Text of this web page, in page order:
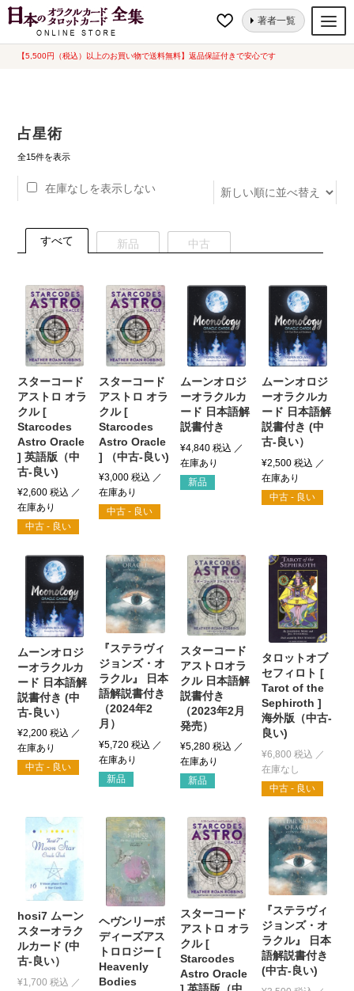
【5,500円（税込）以上のお買い物で送料無料】返品保証付きで安心です
ナ
コ
著者一覧
オラクルカード
ルノルマンカード
トランプ
セット
希少品
書籍
カード関連グッズ
ホーム “占星術”にタグ付けされた商品
占星術
全15件を表示新
い
順
在庫なしを表示しない
すべて 新品 中古
スターコード
アストロ オラ
クル [
Starcodes
Astro Oracle
] 英語版（中
古-良い)
¥2,600 税込
中古 - 良い
スターコード
アストロ オラ
クル [
Starcodes
Astro Oracle
] （中古-良い)
¥3,000 税込
中古 - 良い
ムーンオロジ
ーオラクルカ
ード 日本語解
説書付き
¥4,840 税込
新品
ムーンオロジ
ーオラクルカ
ード 日本語解
説書付き (中
古-良い）
¥2,500税込
中古 - 良い
ムーンオロジ
ーオラクルカ
ード 日本語解
説書付き (中
古-良い）
¥2,200 税込
中古 - 良い
『ステラヴィ
ジョンズ・オ
ラクル』 日本
語解説書付き
（2024年2
月）
¥5,720 税込
新品
スターコード
アストロオラ
クル 日本語解
説書付き
（2023年2月
発売）
¥5,280 税込
新品
タロットオブ
セフィロト [
Tarot of the
Sephiroth ]
海外版（中古-
良い)
¥6,800 税込
中古 - 良い
hosi7 ムーン
スターオラク
ルカード (中
古-良い）
¥1,700 税込
ヘヴンリーボ
ディーズアス
トロロジー [
Heavenly
Bodies
スターコード
アストロ オラ
クル [
Starcodes
Astro Oracle
『ステラヴィ
ジョンズ・オ
ラクル』 日本
語解説書付き
(中古-良い)